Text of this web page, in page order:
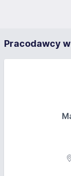
Pracodawcy